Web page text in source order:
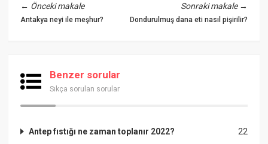
← Önceki makale
Antakya neyi ile meşhur?
Sonraki makale→
Dondurulmuş dana eti nasıl pişirilir?
Benzer sorular
Sıkça sorulan sorular
22
Antep fıstığı ne zaman toplanır 2022?